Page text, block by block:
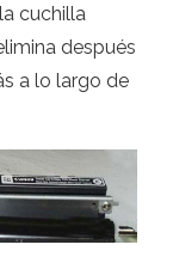
cuchilla
después
a lo largo de